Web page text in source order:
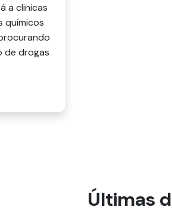
a clinicas
químicos
de drogas
Últimas